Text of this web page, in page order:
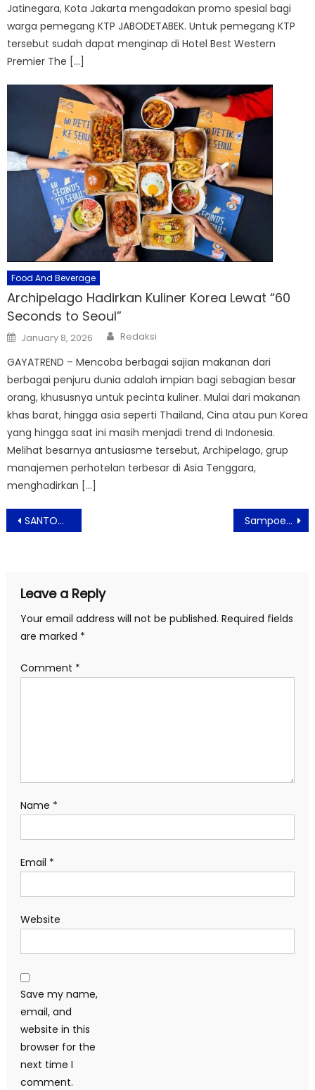
Jatinegara, Kota Jakarta mengadakan promo spesial bagi
warga pemegang KTP JABODETABEK. Untuk pemegang KTP
tersebut sudah dapat menginap di Hotel Best Western
Premier The […]
Food And Beverage
Archipelago Hadirkan Kuliner Korea Lewat “60
Seconds to Seoul”
Posted
on
January 8, 2026 Author
Redaksi
GAYATREND – Mencoba berbagai sajian makanan dari
berbagai penjuru dunia adalah impian bagi sebagian besar
orang, khususnya untuk pecinta kuliner. Mulai dari makanan
khas barat, hingga asia seperti Thailand, Cina atau pun Korea
yang hingga saat ini masih menjadi trend di Indonesia.
Melihat besarnya antusiasme tersebut, Archipelago, grup
manajemen perhotelan terbesar di Asia Tenggara,
menghadirkan […]
Post
navigation
SANTOON Angkat Budaya Milenial Pada Gelaran Festival Payung Adaptability 2020 Sampoerna University Berikan Tips Dapatkan Pekerjaan Impian di Bright Future Festival
Leave a Reply
Your email address will not be published. Required fields
are marked *
Comment *
Name *
Email *
Website
Save my name,
email, and
website in this
browser for the
next time I
comment.